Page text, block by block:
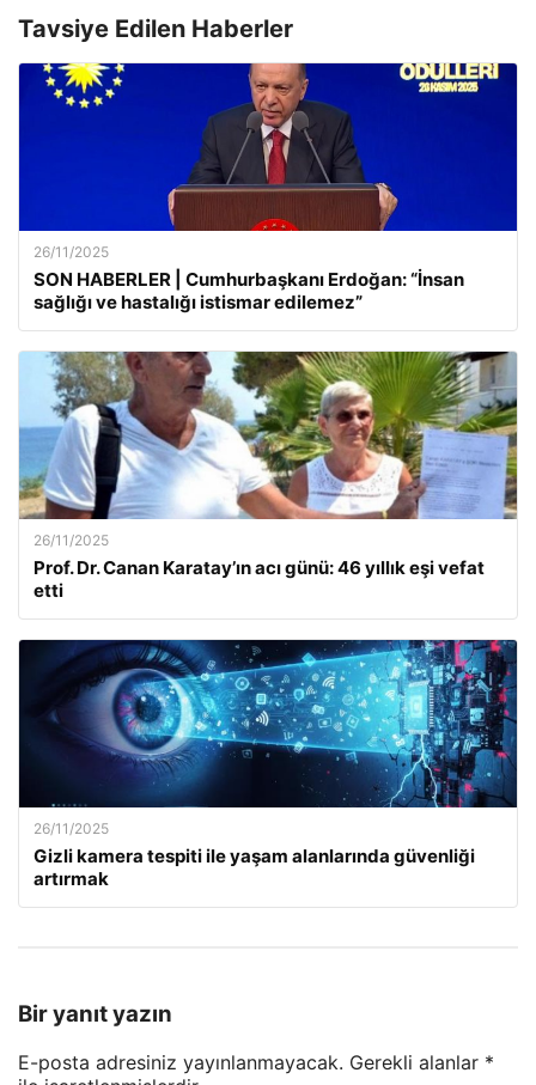
Tavsiye Edilen Haberler
26/11/2025
SON HABERLER | Cumhurbaşkanı Erdoğan: “İnsan
sağlığı ve hastalığı istismar edilemez”
26/11/2025
Prof. Dr. Canan Karatay’ın acı günü: 46 yıllık eşi vefat
etti
26/11/2025
Gizli kamera tespiti ile yaşam alanlarında güvenliği
artırmak
Bir yanıt yazın
E-posta adresiniz yayınlanmayacak. Gerekli alanlar *